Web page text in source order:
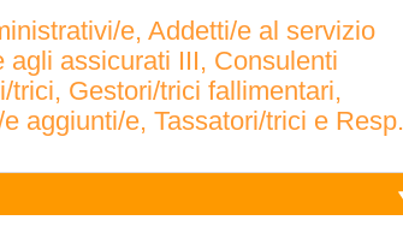
e, Addetti/e al servizio
agli assicurati III, Consulenti
trici, Gestori/trici fallimentari,
aggiunti/e, Tassatori/trici e Resp.